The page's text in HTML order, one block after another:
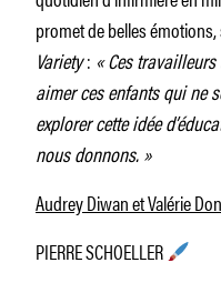
promet de belles
Variety: « Ces
aimer ces enfants qui ne
explorer cette idée
nous donnons. »
Audrey Diwan et Valérie
PIERRE SCHOELLER